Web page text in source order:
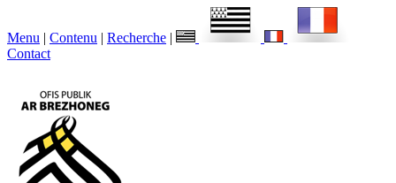
Menu | Contenu | Recherche |
Contact